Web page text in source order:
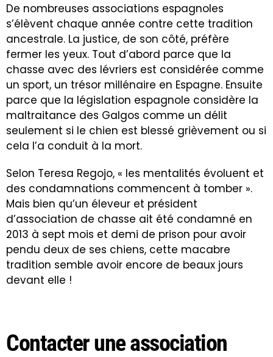
De nombreuses associations espagnoles
s’élèvent chaque année contre cette tradition
ancestrale. La justice, de son côté, préfère
fermer les yeux. Tout d’abord parce que la
chasse avec des lévriers est considérée comme
un sport, un trésor millénaire en Espagne. Ensuite
parce que la législation espagnole considère la
maltraitance des Galgos comme un délit
seulement si le chien est blessé grièvement ou si
cela l’a conduit à la mort.
Selon Teresa Regojo, « les mentalités évoluent et
des condamnations commencent à tomber ».
Mais bien qu’un éleveur et président
d’association de chasse ait été condamné en
2013 à sept mois et demi de prison pour avoir
pendu deux de ses chiens, cette macabre
tradition semble avoir encore de beaux jours
devant elle !
Contacter une association